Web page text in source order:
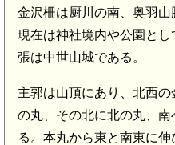
金沢柵は厨川の南、奥羽山
現在は神社境内や公園と
張は中世山城である。
主郭は山頂にあり、北西
の丸、その北に北の丸、
る。本丸から東と南東に